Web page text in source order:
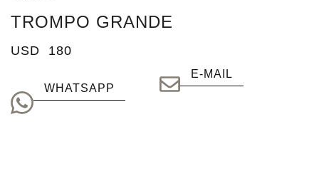
TROMPO GRANDE
USD 180
WHATSAPP
E-MAIL